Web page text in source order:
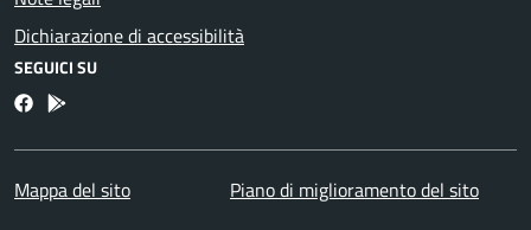
Dichiarazione di accessibilità
SEGUICI SU
FacebookBosa inApp
Mappa del sito Piano di miglioramento del sito